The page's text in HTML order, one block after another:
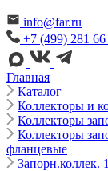
info@far.ru
+7 (499) 281 66
Главная
Каталог
Коллекторы и
Коллекторы
Коллекторы
фланцевые
Запорн.коллек.